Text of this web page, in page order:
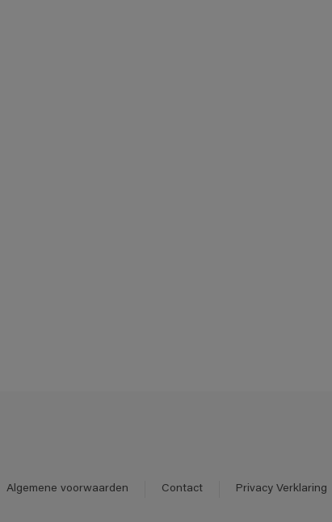
Algemene voorwaarden Contact Privacy Verklaring